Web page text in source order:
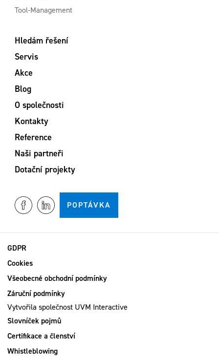
Tool-Management
Hledám řešení
Servis
Akce
Blog
O společnosti
Kontakty
Reference
Naši partneři
Dotační projekty
POPTÁVKA
GDPR
Cookies
Všeobecné obchodní podmínky
Záruční podmínky
Vytvořila společnost UVM Interactive
Slovníček pojmů
Certifikace a členství
Whistleblowing